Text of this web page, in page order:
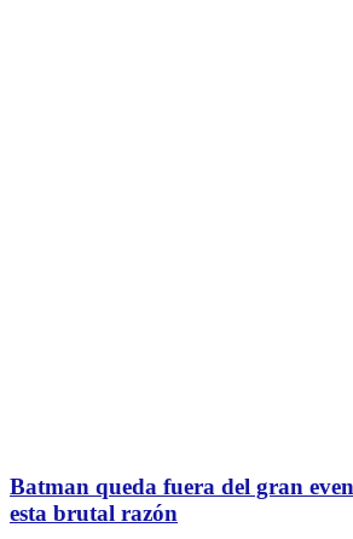
Batman queda fuera del gran
esta brutal razón